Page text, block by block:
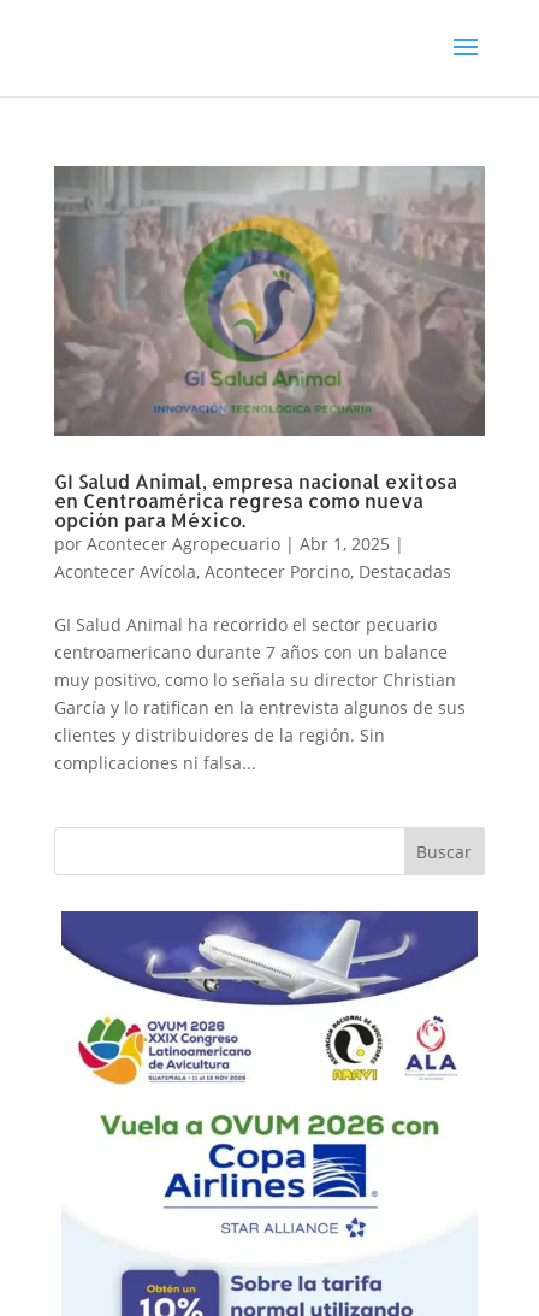
GI Salud Animal, empresa nacional exitosa
en Centroamérica regresa como nueva
opción para México.
por Acontecer Agropecuario| Abr 1, 2025 |
Acontecer Avícola, Acontecer Porcino, Destacadas
GI Salud Animal ha recorrido el sector pecuario
centroamericano durante 7 años con un balance
muy positivo, como lo señala su director Christian
García y lo ratifican en la entrevista algunos de sus
clientes y distribuidores de la región. Sin
complicaciones ni falsa...
Buscar